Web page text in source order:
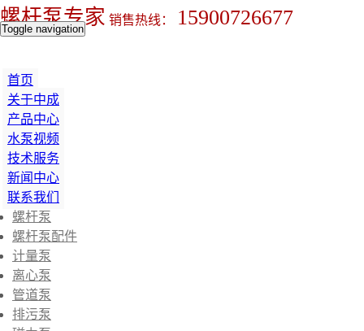
螺杆泵专家 销售热线： 15900726677
Toggle navigation
首页
关于中成
产品中心
水泵视频
技术服务
新闻中心
联系我们
螺杆泵
螺杆泵配件
计量泵
离心泵
管道泵
排污泵